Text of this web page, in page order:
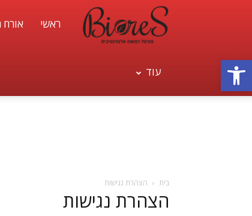
פתח סרגל נגישות
פורטל
ראשי אורח
עוד
בית הצהרת נגישות
הצהרת נגישות